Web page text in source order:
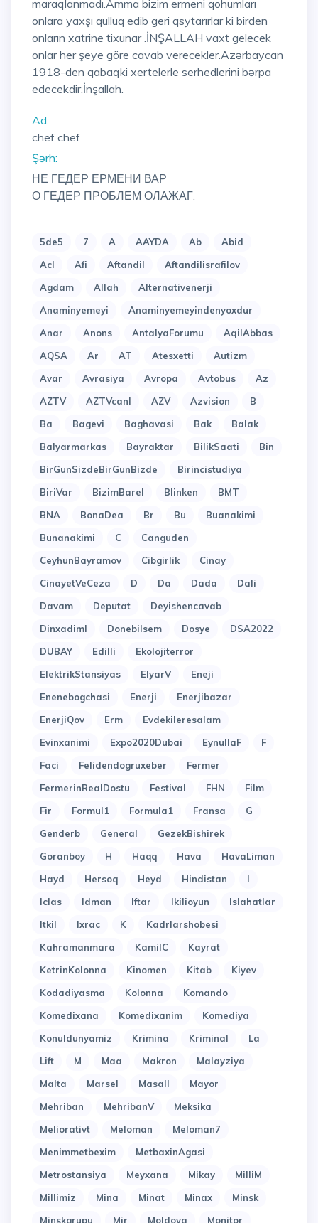
maraqlanmadı.Amma bizim ermeni qohumları
onlara yaxşı qulluq edib geri qsytarırlar ki birden
onların xatrine tixunar .İNŞALLAH vaxt gelecek
onlar her şeye göre cavab verecekler.Azərbaycan
1918-den qabaqki xertelerle serhedlerini bərpa
edecekdir.İnşallah.
Ad:
chef chef
Şərh:
НЕ ГЕДЕР ЕРМЕНИ ВАР
О ГЕДЕР ПРОБЛЕМ ОЛАЖАГ.
5de5 7 A AAYDA Ab
Abid
Acl
Afi Aftandil
Aftandilisrafilov
Agdam
Allah
Alternativenerji
Anaminyemeyi
Anaminyemeyindenyoxdur
Anar
Anons AntalyaForumu
AqilAbbas
AQSA
Ar AT Atesxetti
Autizm
Avar
Avrasiya Avropa Avtobus
Az
AZTV
AZTVcanl AZV Azvision
B
Ba
Bagevi Baghavasi Bak
Balak
Balyarmarkas
Bayraktar BilikSaati
Bin
BirGunSizdeBirGunBizde
Birincistudiya
BiriVar
BizimBarel Blinken
BMT
BNA
BonaDea Br Bu
Buanakimi
Bunanakimi
C
Canguden
CeyhunBayramov
Cibgirlik
Cinay
CinayetVeCeza
D Da Dada
Dali
Davam
Deputat
Deyishencavab
Dinxadiml
Donebilsem Dosye
DSA2022
DUBAY
Edilli
Ekolojiterror
ElektrikStansiyas
ElyarV
Eneji
Enenebogchasi
Enerji
Enerjibazar
EnerjiQov
Erm
Evdekileresalam
Evinxanimi
Expo2020Dubai EynullaF
F
Faci
Felidendogruxeber
Fermer
FermerinRealDostu
Festival FHN
Film
Fir
Formul1 Formula1 Fransa
G
Genderb
General
GezekBishirek
Goranboy
H Haqq Hava
HavaLiman
Hayd
Hersoq Heyd Hindistan
I
Iclas
Idman Iftar Ikilioyun
Islahatlar
Itkil
Ixrac K
Kadrlarshobesi
Kahramanmara
KamilC
Kayrat
KetrinKolonna
Kinomen Kitab
Kiyev
Kodadiyasma
Kolonna
Komando
Komedixana
Komedixanim
Komediya
Konuldunyamiz
Krimina Kriminal
La
Lift
M Maa Makron
Malayziya
Malta
Marsel Masall
Mayor
Mehriban
MehribanV
Meksika
Meliorativt
Meloman
Meloman7
Menimmetbexim
MetbaxinAgasi
Metrostansiya
Meyxana Mikay
MilliM
Millimiz
Mina Minat Minax
Minsk
Minskqrupu
Mir Moldova Monitor